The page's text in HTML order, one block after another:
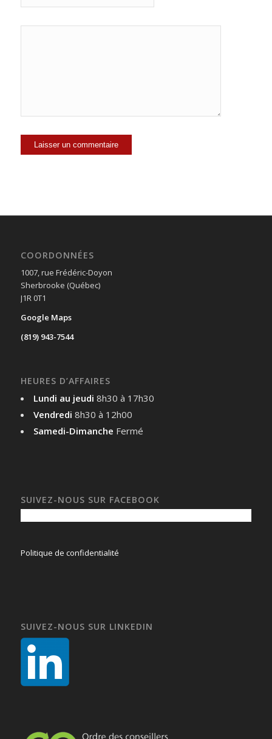
COORDONNÉES
1007, rue Frédéric-Doyon
Sherbrooke (Québec)
J1R 0T1
Google Maps
(819) 943-7544
HEURES D’AFFAIRES
Lundi au jeudi 8h30 à 17h30
Vendredi 8h30 à 12h00
Samedi-Dimanche Fermé
SUIVEZ-NOUS SUR FACEBOOK
Politique de confidentialité
SUIVEZ-NOUS SUR LINKEDIN